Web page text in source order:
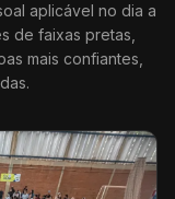
aplicável no dia a
de faixas pretas,
mais confiantes,